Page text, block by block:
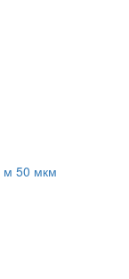
м 50 мкм